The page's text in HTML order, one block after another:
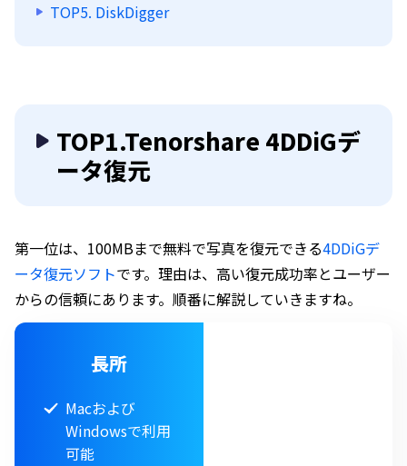
TOP5. DiskDigger
TOP1.Tenorshare 4DDiGデ
ータ復元
第一位は、100MBまで無料で写真を復元できる4DDiGデ
ータ復元ソフトです。理由は、高い復元成功率とユーザー
からの信頼にあります。順番に解説していきますね。
長所
Macおよび
Windowsで利用
可能